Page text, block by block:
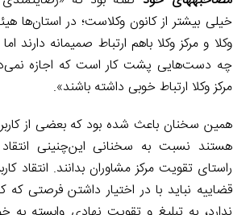
خیلی بیشتر از کانون وکلاست؛ در استان‌ها
وکلا و مرکز وکلا باهم ارتباط صمیمانه دارند
چه دست‌هایی پشت کار است که اجازه
مرکز وکلا ارتباط خوبی داشته باشند».
همین سخنان باعث شده بود که بعضی از
هستند نسبت به سخنانی این‌چنینی
راستای تقویت مرکز مشاوران بدانند. انتقاد
قضاییه نباید با در اختیار داشتن فرصتی که